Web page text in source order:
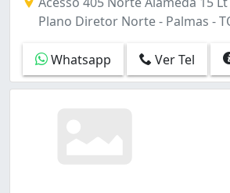
Plano Diretor Norte - Palmas -
Whatsapp Ver Tel